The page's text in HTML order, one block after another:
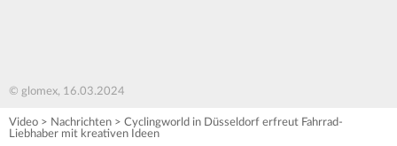
© glomex, 16.03.2024
Video > Nachrichten > Cyclingworld in Düsseldorf erfreut Fahrrad-
Liebhaber mit kreativen Ideen